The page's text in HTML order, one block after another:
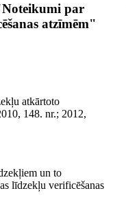
par
atzīmēm"
atkārtoto
148. nr.; 2012,
un to
līdzekļu verificēšanas